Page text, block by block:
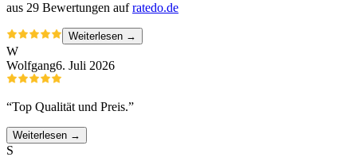
aus 29 Bewertungen auf ratedo.de
Weiterlesen →
W
Wolfgang6. Juli 2026
“Top Qualität und Preis.”
Weiterlesen →
S